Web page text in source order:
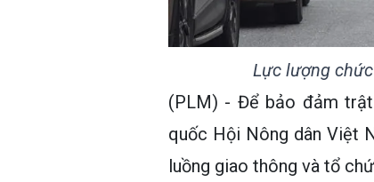
Lực lượng
(PLM) - Để bảo đảm
quốc Hội Nông dân Việt
luồng giao thông và tổ